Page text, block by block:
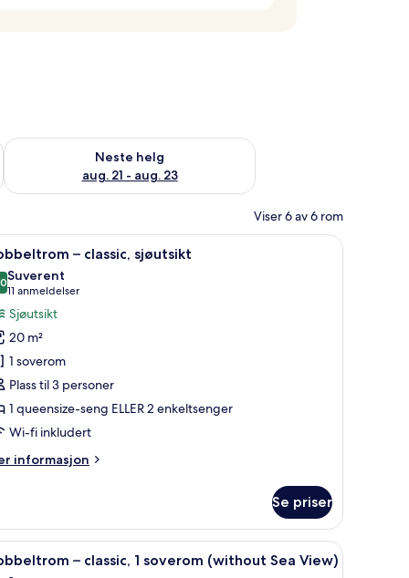
14 - aug. 16
Neste helg
aug. 21 - aug. 23
Sjekk tilgjengelighet for neste helg, aug. 21 - aug. 23
Viser 6 av 6 rom
| Minibar, safe på rommet, skrivebord og blendingsgardiner
Dobbeltrom – classic, sjøutsikt | Minibar,
8 – classic, sjøutsikt
av 10
Suverent
11 anmeldelser
(11
anmeldelser)
Sjøutsikt
20 m²
1 soverom
Plass til 3 personer
1 queensize-seng ELLER 2 enkeltsenger
Wi-fi inkludert
informasjon
Se priser
| Minibar, safe på rommet, skrivebord og blendingsgardiner
Dobbeltrom – classic, 1 soverom (without
7 – classic, 1 soverom (without Sea View)